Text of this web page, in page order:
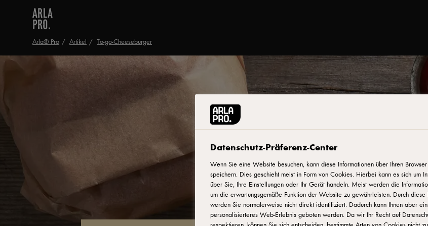
Arla® Pro Artikel To-go-Cheeseburger
Datenschutz-Präferenz-Center
Wenn Sie eine Website besuchen, kann diese Informationen über Ihren
speichern. Dies geschieht meist in Form von Cookies. Hierbei kann es sich um
über Sie, Ihre Einstellungen oder Ihr Gerät handeln. Meist werden die
um die erwartungsgemäße Funktion der Website zu gewährleisten. Durch diese
werden Sie normalerweise nicht direkt identifiziert. Dadurch kann Ihnen aber ein
personalisierteres Web-Erlebnis geboten werden. Da wir Ihr Recht auf